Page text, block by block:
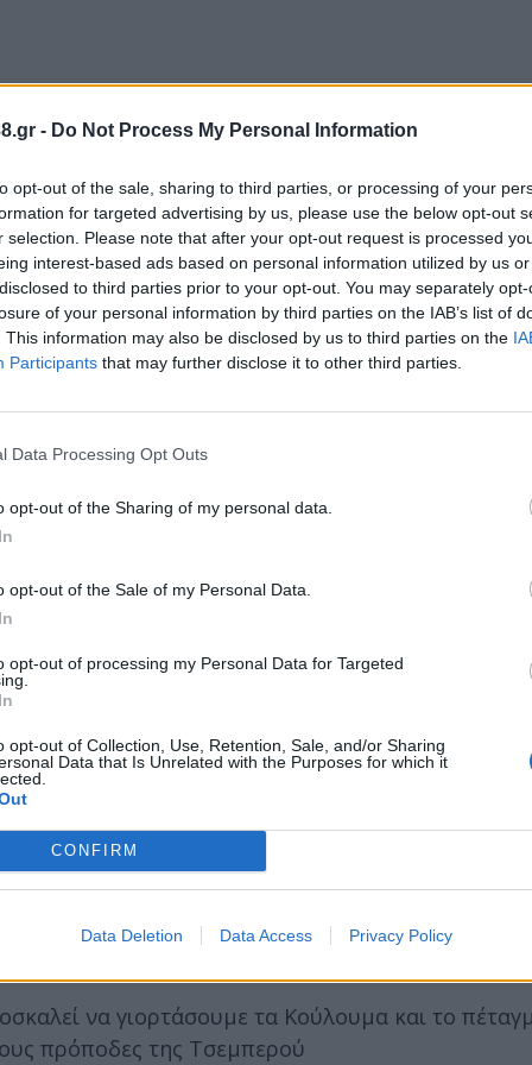
- Do Not Process My Personal Information
opt-out of the sale, sharing to third parties, or processing of your
for targeted advertising by us, please use the below opt-out
selection. Please note that after your opt-out request is processed
interest-based ads based on personal information utilized by us
to third parties prior to your opt-out. You may separately
of your personal information by third parties on the IAB’s list of
This information may also be disclosed by us to third parties on the
Participants that may further disclose it to other third parties.
Data Processing Opt Outs
opt-out of the Sharing of my personal data.
opt-out of the Sale of my Personal Data.
opt-out of processing my Personal Data for Targeted
opt-out of Collection, Use, Retention, Sale, and/or Sharing
Data that Is Unrelated with the Purposes for which it
CONFIRM
Data Deletion Data Access Privacy Policy
Τάκη Σπυρόπουλου και του Κώστα Μπιλίση.
ανιματέρ και ατελείωτη χαρά!
και τον
όλοι μαζί!
καρναβαλική παρέλαση! Άρματα, χορός,
στην κεντρική πλατεία Καρύταινας.
να γιορτάσουμε τα Κούλουμα και το
πρόποδες της Τσεμπερού